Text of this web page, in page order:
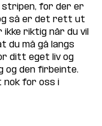
for der er
så er det rett ut
riktig når du vil
du må gå langs
ditt eget liv og
og den firbeinte.
nok for oss i